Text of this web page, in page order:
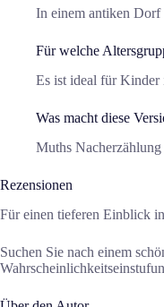
In einem antiken Dorf
Für welche
Es ist ideal für Kinder
Was macht diese
Muths
Rezensionen
Für einen tieferen Einblick
Suchen Sie nach einem